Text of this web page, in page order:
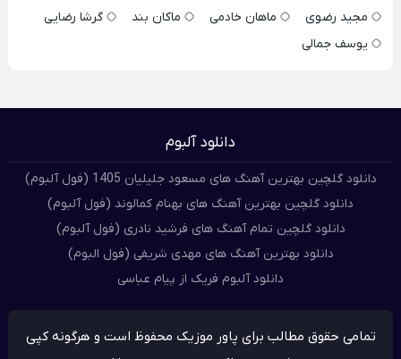
مجید رضوی
ماهان خادمی ماکان بند
گرشا رضایی
یوسف جمالی
دانلود آلبوم
دانلود گلچین بهترین آهنگ های مسعود جلیلیان 1405 (فول آلبوم)
دانلود گلچین بهترین آهنگ های بهنام کمالوند (فول آلبوم)
دانلود گلچین تمام آهنگ های فرشید نادری (فول آلبوم)
دانلود بهترین آهنگ های مهدی شریفی (فول البوم)
دانلود آلبوم فریک از پیام عباسی
تمامی حقوق مطالب برای پاور موزیک محفوظ است و هرگونه کپی